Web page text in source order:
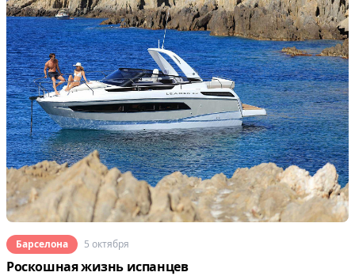
Барселона 5 октября
Роскошная жизнь испанцев